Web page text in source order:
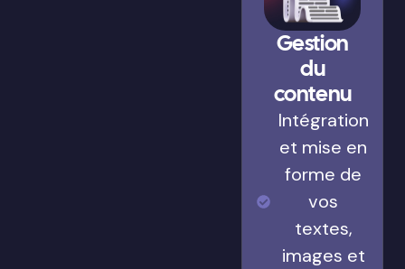
Gestion
du
contenu
Intégration
et mise en
forme de
vos
textes,
images et